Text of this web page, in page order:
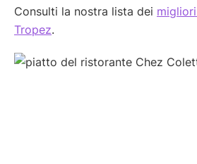
Consulti la nostra lista dei
Tropez.